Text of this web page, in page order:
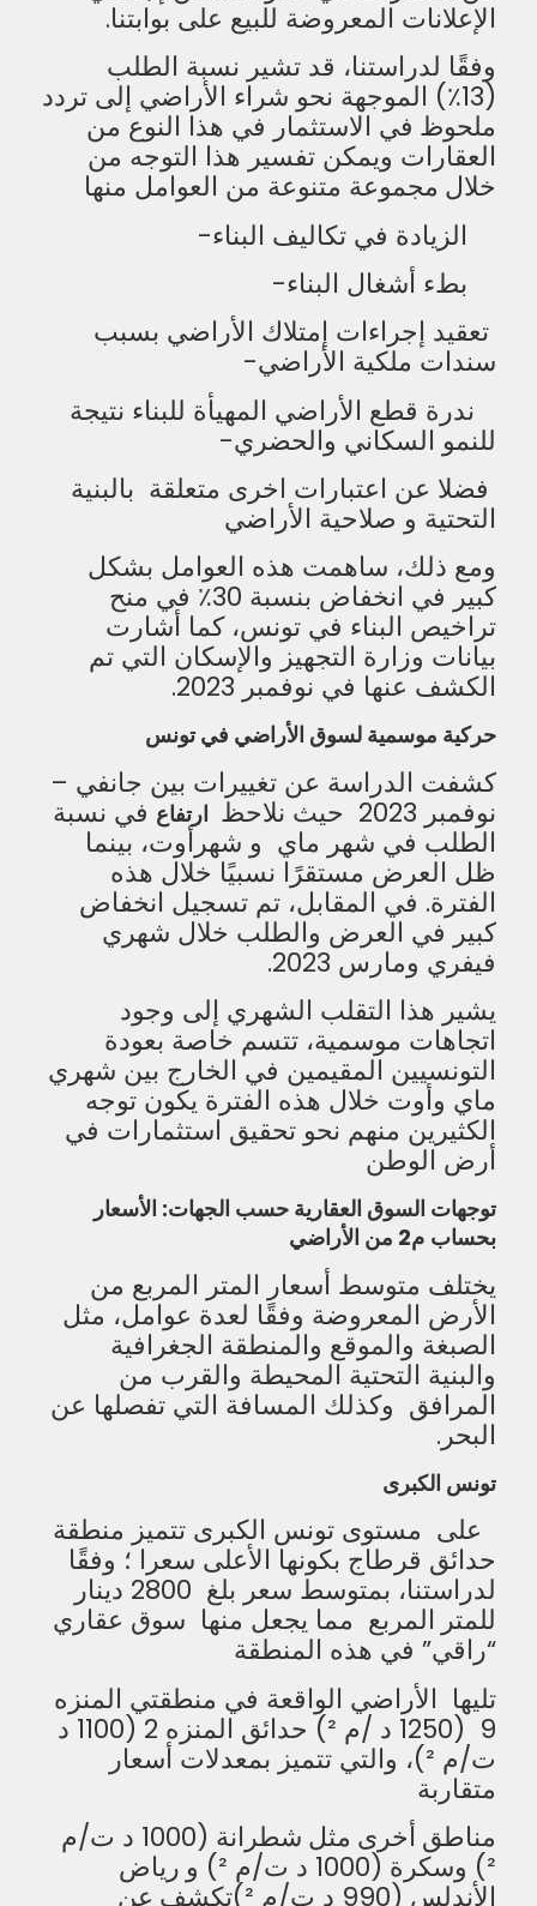
الإعلانات المعروضة للبيع على بوابتنا.
وفقًا لدراستنا، قد تشير نسبة الطلب
(13٪) الموجهة نحو شراء الأراضي إلى تردد
ملحوظ في الاستثمار في هذا النوع من
العقارات ويمكن تفسير هذا التوجه من
خلال مجموعة متنوعة من العوامل منها
الزيادة في تكاليف البناء-
بطء أشغال البناء-
تعقيد إجراءات إمتلاك الأراضي بسبب
سندات ملكية الأراضي-
ندرة قطع الأراضي المهيأة للبناء نتيجة
للنمو السكاني والحضري-
فضلا عن اعتبارات اخرى متعلقة بالبنية
التحتية و صلاحية الأراضي
ومع ذلك، ساهمت هذه العوامل بشكل
كبير في انخفاض بنسبة 30٪ في منح
تراخيص البناء في تونس، كما أشارت
بيانات وزارة التجهيز والإسكان التي تم
الكشف عنها في نوفمبر 2023.
حركية موسمية لسوق الأراضي في تونس
كشفت الدراسة عن تغييرات بين جانفي –
نوفمبر 2023 حيث نلاحظ
ارتفاع في نسبة
الطلب في شهر ماي و شهرأوت، بينما
ظل العرض مستقرًا نسبيًا خلال هذه
الفترة. في المقابل، تم تسجيل انخفاض
كبير في العرض والطلب خلال شهري
فيفري ومارس 2023.
يشير هذا التقلب الشهري إلى وجود
اتجاهات موسمية، تتسم خاصة بعودة
التونسيين المقيمين في الخارج بين شهري
ماي وأوت خلال هذه الفترة يكون توجه
الكثيرين منهم نحو تحقيق استثمارات في
أرض الوطن
توجهات السوق العقارية حسب الجهات: الأسعار
بحساب م2 من الأراضي
يختلف متوسط أسعار المتر المربع من
الأرض المعروضة وفقًا لعدة عوامل، مثل
الصبغة والموقع والمنطقة الجغرافية
والبنية التحتية المحيطة والقرب من
المرافق وكذلك المسافة التي تفصلها عن
البحر.
تونس الكبرى
على مستوى تونس الكبرى تتميز منطقة
حدائق قرطاج بكونها الأعلى سعرا ؛ وفقًا
لدراستنا، بمتوسط سعر بلغ 2800
دينار
للمتر المربع مما يجعل منها سوق عقاري
“راقي” في هذه المنطقة
تليها الأراضي الواقعة في منطقتي المنزه
9 (1250 د /م ²) حدائق المنزه 2 (1100 د
ت/م ²)، والتي تتميز بمعدلات أسعار
متقاربة
مناطق أخرى مثل شطرانة (1000
د ت/م
²
) وسكرة (1000 د ت/م ² ) و رياض
الأندلس (990 د ت/م ² )تكشف عن